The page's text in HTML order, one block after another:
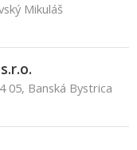
Mikuláš
05, Banská Bystrica